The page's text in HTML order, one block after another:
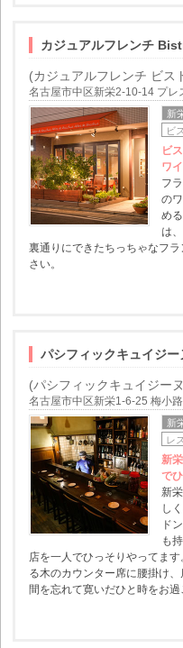
カジュアルフレンチ
(カジュアルフレンチ ビス
名古屋市中区新栄2-10-14 プ
新
ビ
ビ
ワ
フ
の
め
は
裏通りにできたちっちゃなフ
さい。
パシフィックキュイジー
(パシフィックキュイジー
名古屋市中区新栄1-6-25 梅小
新
レ
新
で
新
し
ド
も
店を一人でひっそりやってま
る木のカウンター席に腰掛け
間を忘れて寛いだひと時をお過